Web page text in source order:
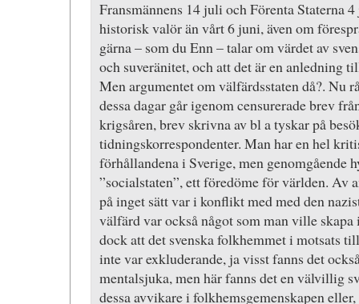
Fransmännens 14 juli och Förenta Staterna
historisk valör än vårt 6 juni, även om
gärna – som du Enn – talar om värdet av
och suveränitet, och att det är en anledning
Men argumentet om välfärdsstaten då?. Nu
dessa dagar går igenom censurerade brev
krigsåren, brev skrivna av bl a tyskar på
tidningskorrespondenter. Man har en hel
förhållandena i Sverige, men genomgående
”socialstaten”, ett föredöme för världen. Av
på inget sätt var i konflikt med med den
välfärd var också något som man ville
dock att det svenska folkhemmet i motsats
inte var exkluderande, ja visst fanns det
mentalsjuka, men här fanns det en välvillig
dessa avvikare i folkhemsgemenskapen